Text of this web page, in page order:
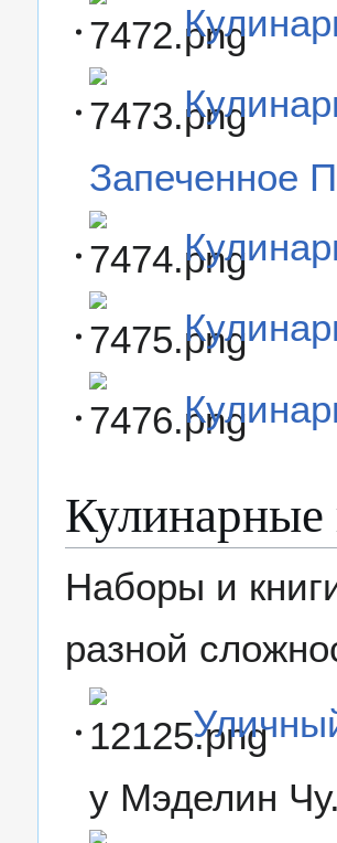
Запеченное
Наборы и
разной
у Мэделин